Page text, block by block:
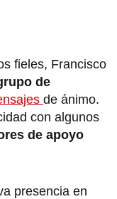
fieles, Francisco
de
de ánimo.
con algunos
de apoyo
presencia en